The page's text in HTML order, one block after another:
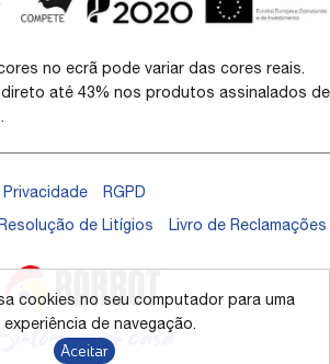
cookies no seu computador para uma
experiência de navegação.
Aceitar
no ecrã pode variar das cores reais.
até 43% nos produtos assinalados de
Privacidade RGPD
Resolução de Litígios Livro de Reclamações